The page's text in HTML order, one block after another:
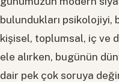
bulundukları psikolojiyi,
kişisel, toplumsal, iç ve
ele alırken, bugünün
dair pek çok soruya